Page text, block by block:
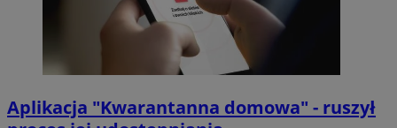
Aplikacja "Kwarantanna domowa" - ruszył